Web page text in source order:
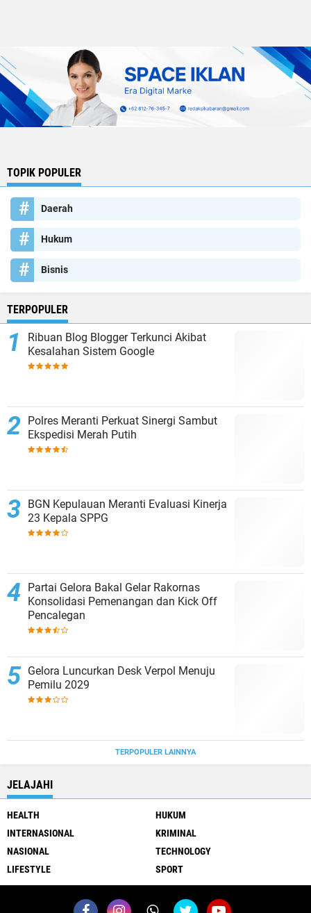
TOPIK POPULER
Daerah
Hukum
Bisnis
TERPOPULER
Ribuan Blog Blogger Terkunci Akibat
Kesalahan Sistem Google
Polres Meranti Perkuat Sinergi Sambut
Ekspedisi Merah Putih
BGN Kepulauan Meranti Evaluasi Kinerja
23 Kepala SPPG
Partai Gelora Bakal Gelar Rakornas
Konsolidasi Pemenangan dan Kick Off
Pencalegan
Gelora Luncurkan Desk Verpol Menuju
Pemilu 2029
TERPOPULER LAINNYA
JELAJAHI
HEALTH
HUKUM
INTERNASIONAL
KRIMINAL
NASIONAL
TECHNOLOGY
LIFESTYLE
SPORT